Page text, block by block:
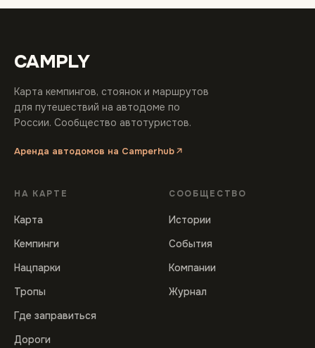
CAMPLY
Карта кемпингов, стоянок и маршрутов
для путешествий на автодоме по
России. Сообщество автотуристов.
Аренда автодомов на Camperhub
НА КАРТЕ
Карта
Кемпинги
Нацпарки
Тропы
Где заправиться
Дороги
СООБЩЕСТВО
Истории
События
Компании
Журнал